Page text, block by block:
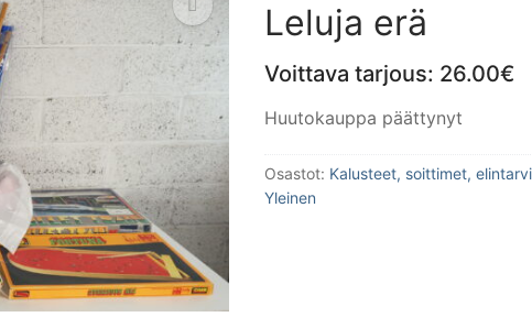
🔍
Leluja erä
Voittava tarjous: 26.00€
Huutokauppa päättynyt
Osastot: Kalusteet, soittimet,
Yleinen